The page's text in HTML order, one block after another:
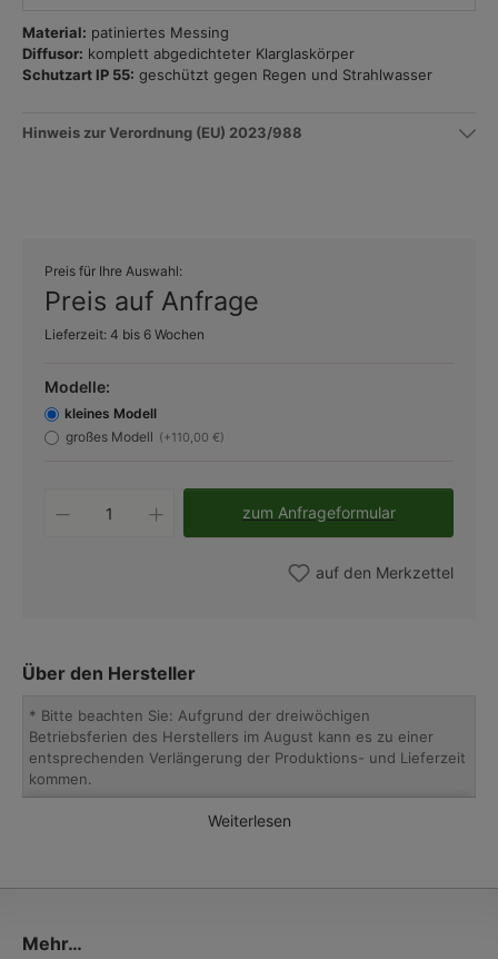
Material: patiniertes Messing
Diffusor: komplett abgedichteter Klarglaskörper
Schutzart IP 55: geschützt gegen Regen und Strahlwasser
Hinweis zur Verordnung (EU) 2023/988
Preis für Ihre Auswahl:
Preis auf Anfrage
Lieferzeit: 4 bis 6 Wochen
Modelle:
kleines Modell
großes Modell (+110,00 €)
Produkt Anzahl: Gib den
zum Anfrageformular
auf den Merkzettel
Über den Hersteller
* Bitte beachten Sie: Aufgrund der dreiwöchigen
Betriebsferien des Herstellers im August kann es zu einer
entsprechenden Verlängerung der Produktions- und Lieferzeit
kommen.
Seit 1979 macht sich die Manufaktur aus Venetien mit ihren
der Elektrifizierung angelehnten Landhausleuchten überzeugen
neue Farbeigenschaften an: Messing färbt sich ins Waldgrüne,
Weiterlesen
Mehr…